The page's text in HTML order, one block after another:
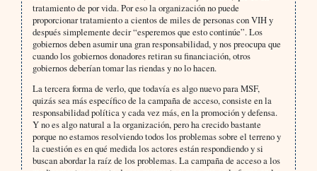
tratamiento de por vida. Por eso la organización no puede
proporcionar tratamiento a cientos de miles de personas con VIH y
después simplemente decir “esperemos que esto continúe”. Los
gobiernos deben asumir una gran responsabilidad, y nos preocupa que
cuando los gobiernos donadores retiran su financiación, otros
gobiernos deberían tomar las riendas y no lo hacen.
La tercera forma de verlo, que todavía es algo nuevo para MSF,
quizás sea más específico de la campaña de acceso, consiste en la
responsabilidad política y cada vez más, en la promoción y defensa.
Y no es algo natural a la organización, pero ha crecido bastante
porque no estamos resolviendo todos los problemas sobre el terreno y
la cuestión es en qué medida los actores están respondiendo y si
buscan abordar la raíz de los problemas. La campaña de acceso a los